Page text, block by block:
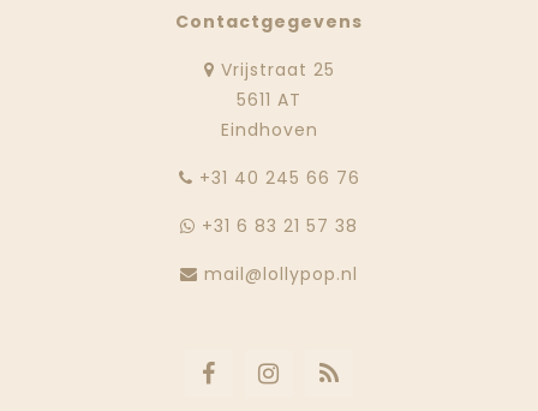
Contactgegevens
Vrijstraat 25
5611 AT
Eindhoven
‭+31 40 245 66 76
+31 6 83 21 57 38
mail@lollypop.nl